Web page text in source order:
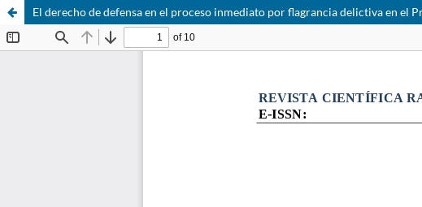
El derecho de defensa en el proceso inmediato por flagrancia delictiva en el